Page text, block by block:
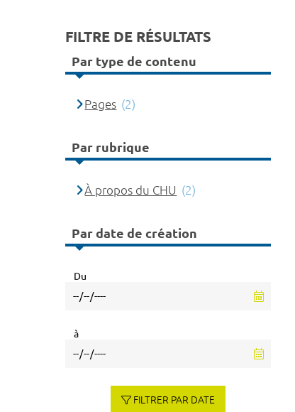
FILTRE DE RÉSULTATS
Par type de contenu
Pages (2)
Par rubrique
À propos du CHU (2)
Par date de création
Du
à
FILTRER PAR DATE